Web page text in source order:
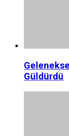
Güldürdü